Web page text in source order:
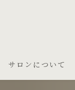
サロンについて